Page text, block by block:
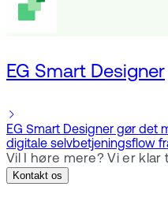
EG Smart Designer
EG Smart Designer gør det
digitale selvbetjeningsflow
Vil I høre mere? Vi er klar
Kontakt os